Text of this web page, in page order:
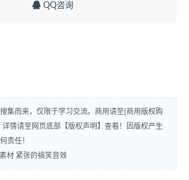
QQ咨询
集而来，仅限于学习交流。商用请至[商用版权购
情请至网页底部【版权声明】查看！因版权产生
责任！
材 紧张的搞笑音效